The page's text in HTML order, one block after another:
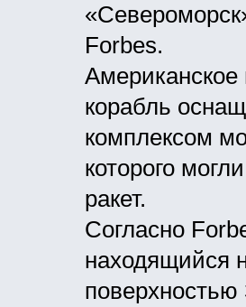
Forbes.
Американское
корабль
комплексом
которого
ракет.
Согласно
находящийся